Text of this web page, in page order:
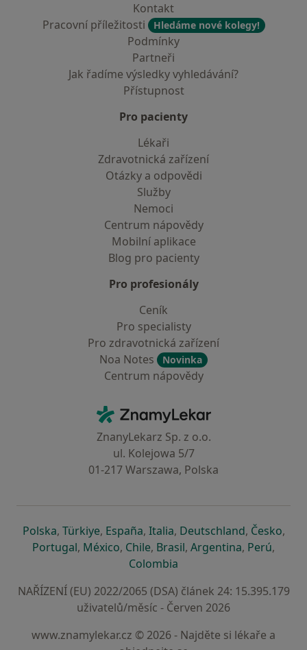
Kontakt
Pracovní příležitosti
Hledáme nové kolegy!
Podmínky
Partneři
Jak řadíme výsledky vyhledávání?
Přístupnost
Pro pacienty
Lékaři
Zdravotnická zařízení
Otázky a odpovědi
Služby
Nemoci
Centrum nápovědy
Mobilní aplikace
Blog pro pacienty
Pro profesionály
Ceník
Pro specialisty
Pro zdravotnická zařízení
Noa Notes
Novinka
Centrum nápovědy
ZnamyLekar - Hlavní stránka
ZnanyLekarz Sp. z o.o.
ul. Kolejowa 5/7
01-217 Warszawa, Polska
Polskase otevře v nové záložce
, Türkiyese otevře v nové záložce
, Españase otevře v nové záložce
, Italiase otevře v nové záložce
, Deutschlandse otevře v
, Českose
,
Portugalse otevře v nové záložce
, Méxicose otevře v nové záložce
, Chilese otevře v nové záložce
, Brasilse otevře v nové
, Argentinase otevře v
, Perúse
,
Colombia
NAŘÍZENÍ (EU) 2022/2065 (DSA) článek 24: 15.395.179
uživatelů/měsíc - Červen 2026
www.znamylekar.cz © 2026 - Najděte si lékaře a